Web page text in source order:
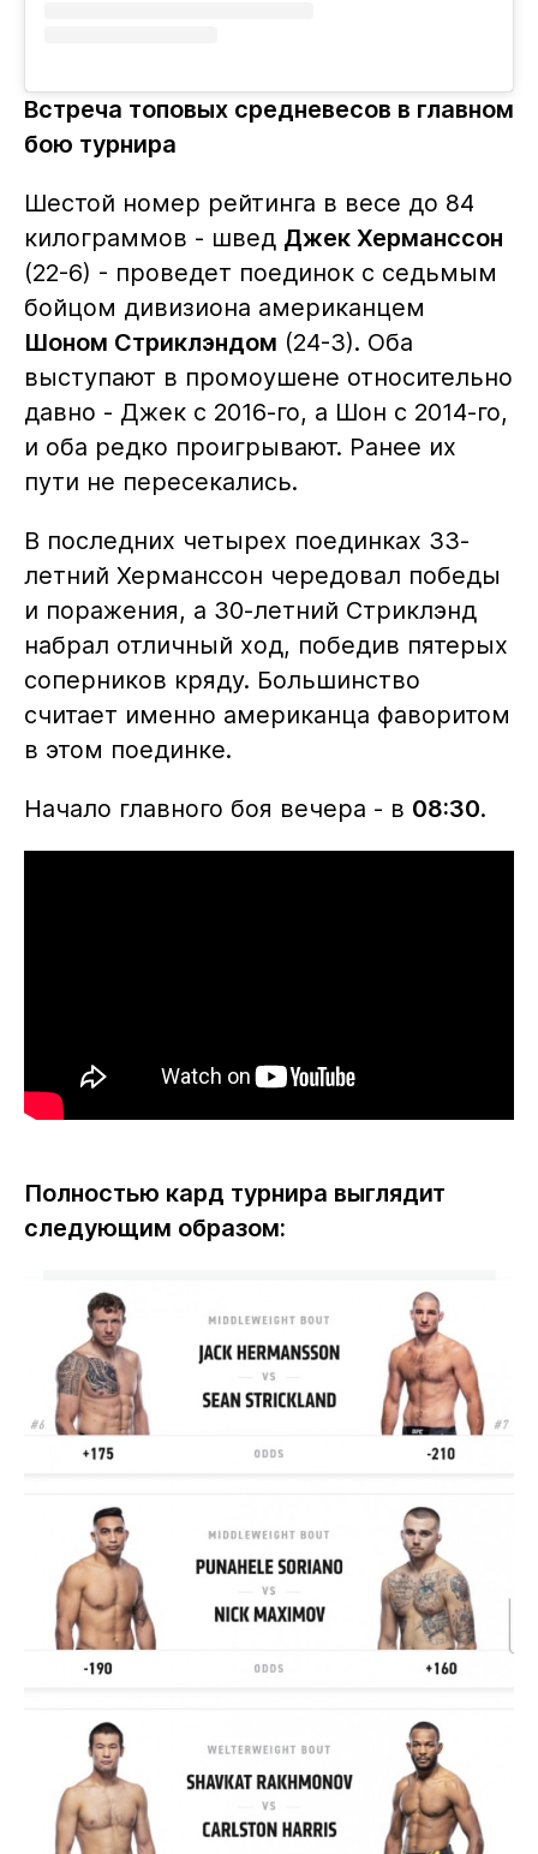
Встреча топовых средневесов в главном
бою турнира
Шестой номер рейтинга в весе до 84
килограммов - швед Джек Херманссон
(22-6) - проведет поединок с седьмым
бойцом дивизиона американцем
Шоном Стриклэндом (24-3). Оба
выступают в промоушене относительно
давно - Джек с 2016-го, а Шон с 2014-го,
и оба редко проигрывают. Ранее их
пути не пересекались.
В последних четырех поединках 33-
летний Херманссон чередовал победы
и поражения, а 30-летний Стриклэнд
набрал отличный ход, победив пятерых
соперников кряду. Большинство
считает именно американца фаворитом
в этом поединке.
Начало главного боя вечера - в 08:30.
Полностью кард турнира выглядит
следующим образом: